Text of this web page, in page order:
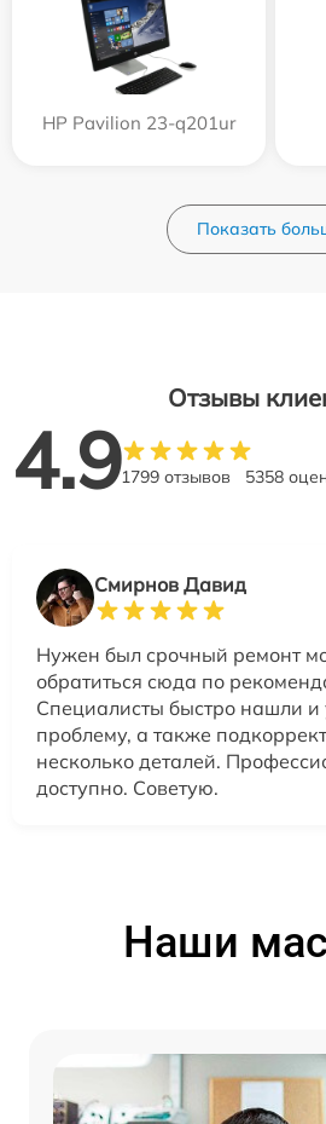
HP Pavilion 23-q201ur
Показать
Отзывы
4.91799 отзывов 5358
Смирнов Давид
Нужен был срочный ремонт
обратиться сюда по
Специалисты быстро нашли и
проблему, а также
несколько деталей.
доступно. Советую.
Наши